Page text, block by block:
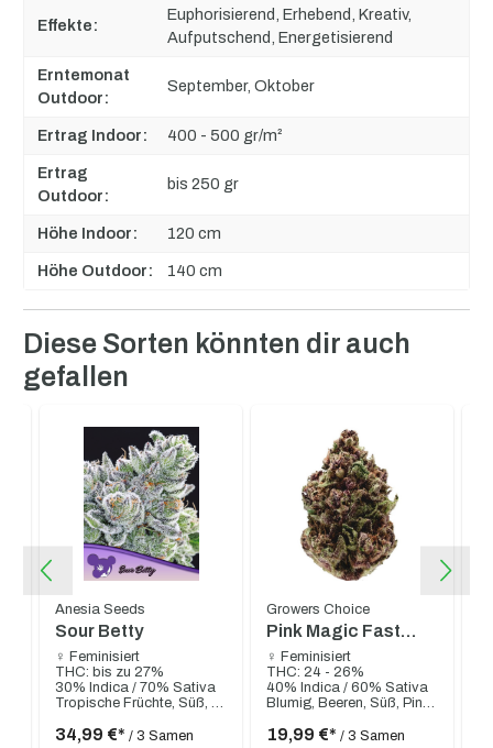
Effekte:
Euphorisierend, Erhebend, Kreativ,
Aufputschend, Energetisierend
Erntemonat
Outdoor:
September, Oktober
Ertrag Indoor: 400 - 500 gr/m²
Ertrag
Outdoor:
bis 250 gr
Höhe Indoor: 120 cm
Höhe Outdoor: 140 cm
Produktgalerie überspringen
Diese Sorten könnten dir auch
gefallen
Anesia Seeds
Sour Betty
♀ Feminisiert
THC: bis zu 27%
30% Indica / 70% Sativa
34,99 €*/ 3 Samen
Growers Choice
Pink Magic Fast
Version
♀ Feminisiert
THC: 24 - 26%
40% Indica / 60% Sativa
19,99 €*/ 3 Samen